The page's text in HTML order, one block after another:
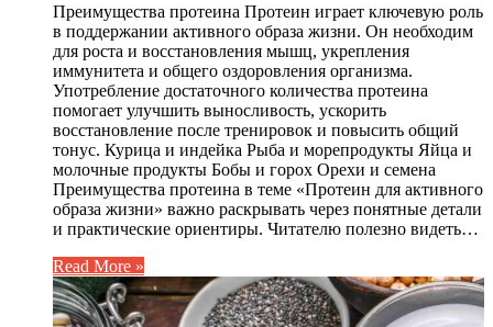
Преимущества протеина Протеин играет ключевую роль
в поддержании активного образа жизни. Он необходим
для роста и восстановления мышц, укрепления
иммунитета и общего оздоровления организма.
Употребление достаточного количества протеина
помогает улучшить выносливость, ускорить
восстановление после тренировок и повысить общий
тонус. Курица и индейка Рыба и морепродукты Яйца и
молочные продукты Бобы и горох Орехи и семена
Преимущества протеина в теме «Протеин для активного
образа жизни» важно раскрывать через понятные детали
и практические ориентиры. Читателю полезно видеть…
Read More »